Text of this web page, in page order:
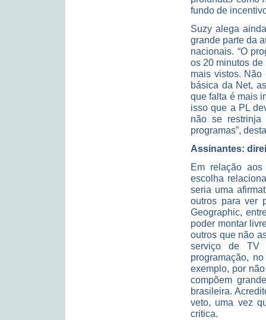
fundo de
Suzy alega
grande parte da
nacionais. “O
os 20 minutos
mais vistos.
básica da Net,
que falta é mais
isso que a PL
não se restrinja
programas”,
Assinantes:
Em relação
escolha
seria uma
outros para ver
Geographic,
poder montar
outros que não
serviço de TV
programação,
exemplo, por
compõem
brasileira.
veto, uma vez
critica.